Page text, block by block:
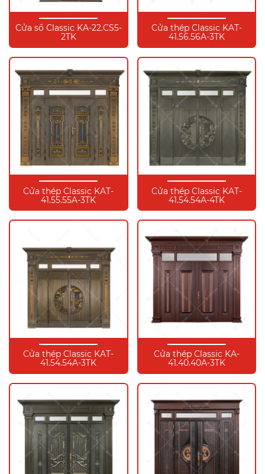
Cửa sổ Classic KA-22.CS5-
2TK
Cửa thép Classic KAT-
41.56.56A-3TK
Cửa thép Classic KAT-
41.55.55A-3TK
Cửa thép Classic KAT-
41.54.54A-4TK
Cửa thép Classic KAT-
41.54.54A-3TK
Cửa thép Classic KA-
41.40.40A-3TK